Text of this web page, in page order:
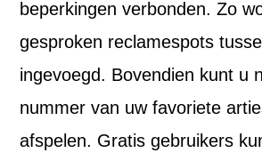
beperkingen verbonden. Zo
gesproken reclamespots
ingevoegd. Bovendien kunt u
nummer van uw favoriete
afspelen. Gratis gebruikers